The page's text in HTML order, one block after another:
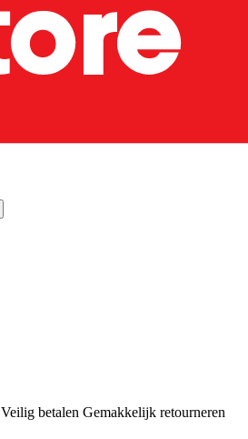
Veilig betalen Gemakkelijk retourneren